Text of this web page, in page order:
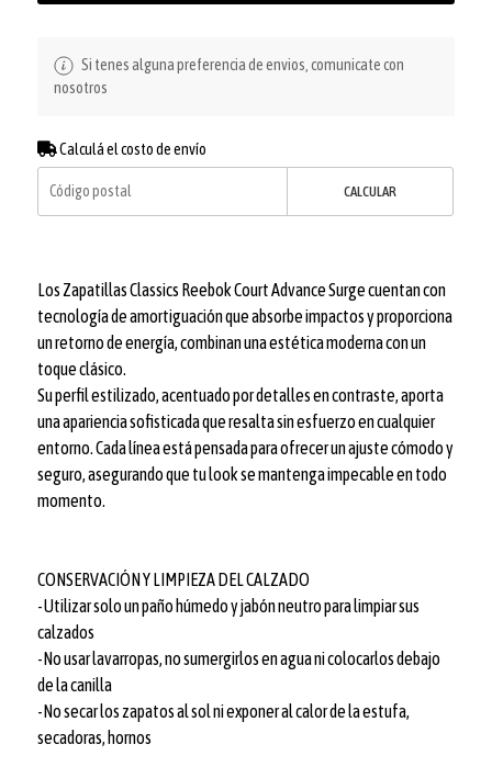
Si tenes alguna preferencia de envios, comunicate con
nosotros
Calculá el costo de envío
CALCULAR
Los Zapatillas Classics Reebok Court Advance Surge cuentan con
tecnología de amortiguación que absorbe impactos y proporciona
un retorno de energía, combinan una estética moderna con un
toque clásico.
Su perfil estilizado, acentuado por detalles en contraste, aporta
una apariencia sofisticada que resalta sin esfuerzo en cualquier
entorno. Cada línea está pensada para ofrecer un ajuste cómodo y
seguro, asegurando que tu look se mantenga impecable en todo
momento.
CONSERVACIÓN Y LIMPIEZA DEL CALZADO
-Utilizar solo un paño húmedo y jabón neutro para limpiar sus
calzados
-No usar lavarropas, no sumergirlos en agua ni colocarlos debajo
de la canilla
-No secar los zapatos al sol ni exponer al calor de la estufa,
secadoras, hornos